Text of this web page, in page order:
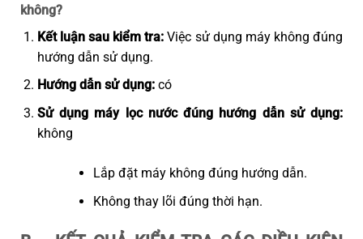
không?
Kết luận sau kiểm tra:Việc sử dụng máy không đúng
hướng dẫn sử dụng.
Hướng dẫn sử dụng: có
Sử dụng máy lọc nước đúng hướng dẫn sử dụng:
không
Lắp đặt máy không đúng hướng dẫn.
Không thay lõi đúng thời hạn.